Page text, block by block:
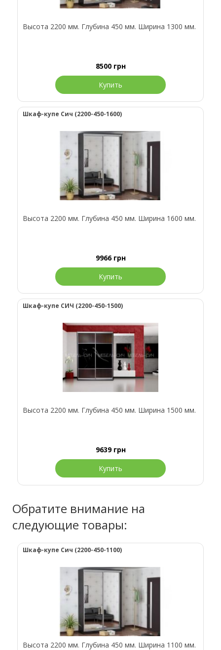
Высота 2200 мм. Глубина 450 мм. Ширина 1300 мм.
8500 грн
Купить
Шкаф-купе Сич (2200-450-1600)
Высота 2200 мм. Глубина 450 мм. Ширина 1600 мм.
9966 грн
Купить
Шкаф-купе СИЧ (2200-450-1500)
Высота 2200 мм. Глубина 450 мм. Ширина 1500 мм.
9639 грн
Купить
Обратите внимание на
следующие товары:
Шкаф-купе Сич (2200-450-1100)
Высота 2200 мм. Глубина 450 мм. Ширина 1100 мм.